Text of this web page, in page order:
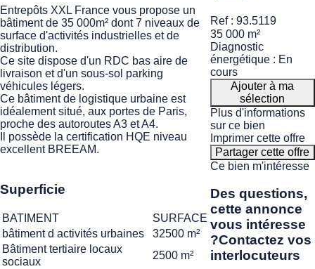
Entrepôts XXL France vous propose un
bâtiment de 35 000m² dont 7 niveaux de
surface d'activités industrielles et de
distribution.
Ce site dispose d'un RDC bas aire de
livraison et d'un sous-sol parking
véhicules légers.
Ce bâtiment de logistique urbaine est
idéalement situé, aux portes de Paris,
proche des autoroutes A3 et A4.
Il possède la certification HQE niveau
excellent BREEAM.
Superficie
BATIMENT
SURFACE
bâtiment d activités urbaines
32500 m²
Bâtiment tertiaire locaux
sociaux
2500 m²
Ref : 93.5119
35 000 m²
Diagnostic
énergétique : En
cours
Ajouter à ma
sélection
Plus d'informations
sur ce bien
Imprimer cette offre
Partager cette offre
Ce bien m'intéresse
Des questions,
cette annonce
vous intéresse
?Contactez vos
interlocuteurs